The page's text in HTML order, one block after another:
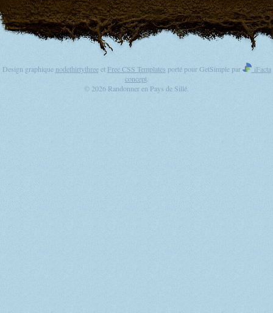
Design graphique nodethirtythreeet Free CSS Templates porté pour GetSimple par
iFacta
concept
© 2026 Randonner en Pays de Sillé.